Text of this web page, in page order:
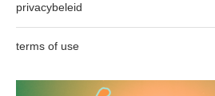
privacybeleid
terms of use